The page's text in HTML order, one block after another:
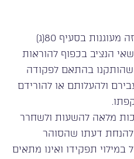
סמכויות נציב שב”ס בהקשר זה מעוגנות בסעיף 80(ג)
הנציב בכפוף להוראות
בהתאם לפקודה
ולהעלותם או להורידם
מלאה להשעות ולשחרר
להנחת דעתו שהסוהר
תפקידו ואינו מתאים